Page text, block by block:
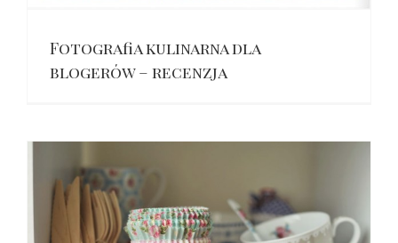
Fotografia kulinarna dla
blogerów – recenzja